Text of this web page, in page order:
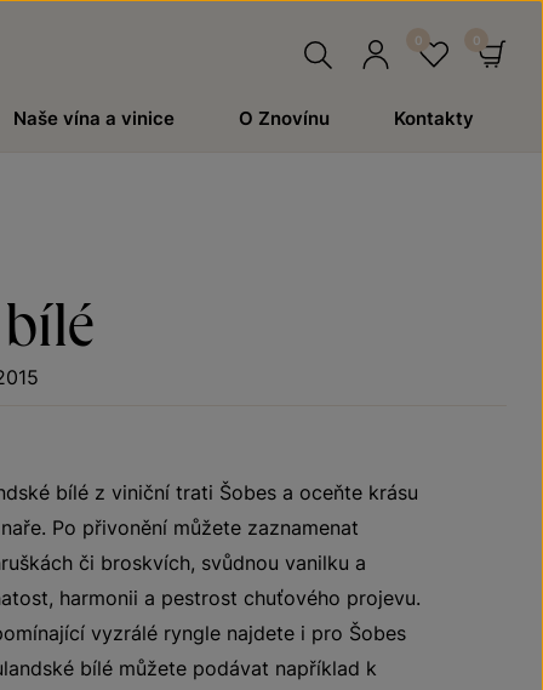
Naše vína a vinice O Znovínu Kontakty
bílé z viniční trati Šobes a oceňte krásu
Po přivonění můžete zaznamenat
či broskvích, svůdnou vanilku a
harmonii a pestrost chuťového projevu.
vyzrálé ryngle najdete i pro Šobes
bílé můžete podávat například k